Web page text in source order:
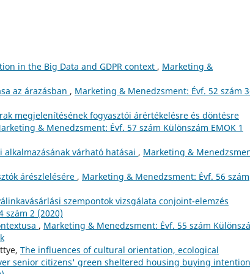
in the Big Data and GDPR context , Marketing &
az árazásban , Marketing & Menedzsment: Évf. 52 szám
megjelenítésének fogyasztói árértékelésre és döntésre
& Menedzsment: Évf. 57 szám Különszám EMOK 1
várható hatásai , Marketing &
árészlelésére , Marketing & Menedzsment: Évf. 56 szám
szempontok vizsgálata conjoint-elemzés
szám 2 (2020)
, Marketing & Menedzsment: Évf. 55 szám
The influences of cultural orientation, ecological
senior citizens' green sheltered housing buying